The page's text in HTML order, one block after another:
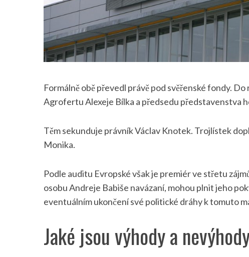
Formálně obě převedl právě pod svěřenské fondy.
Agrofertu Alexeje Bílka a předsedu představenstva
Těm sekunduje právník Václav Knotek. Trojlístek
Monika.
Podle auditu Evropské však je premiér ve střetu
osobu Andreje Babiše navázaní, mohou plnit jeho
eventuálním ukončení své politické dráhy k tomuto
Jaké jsou výhody a